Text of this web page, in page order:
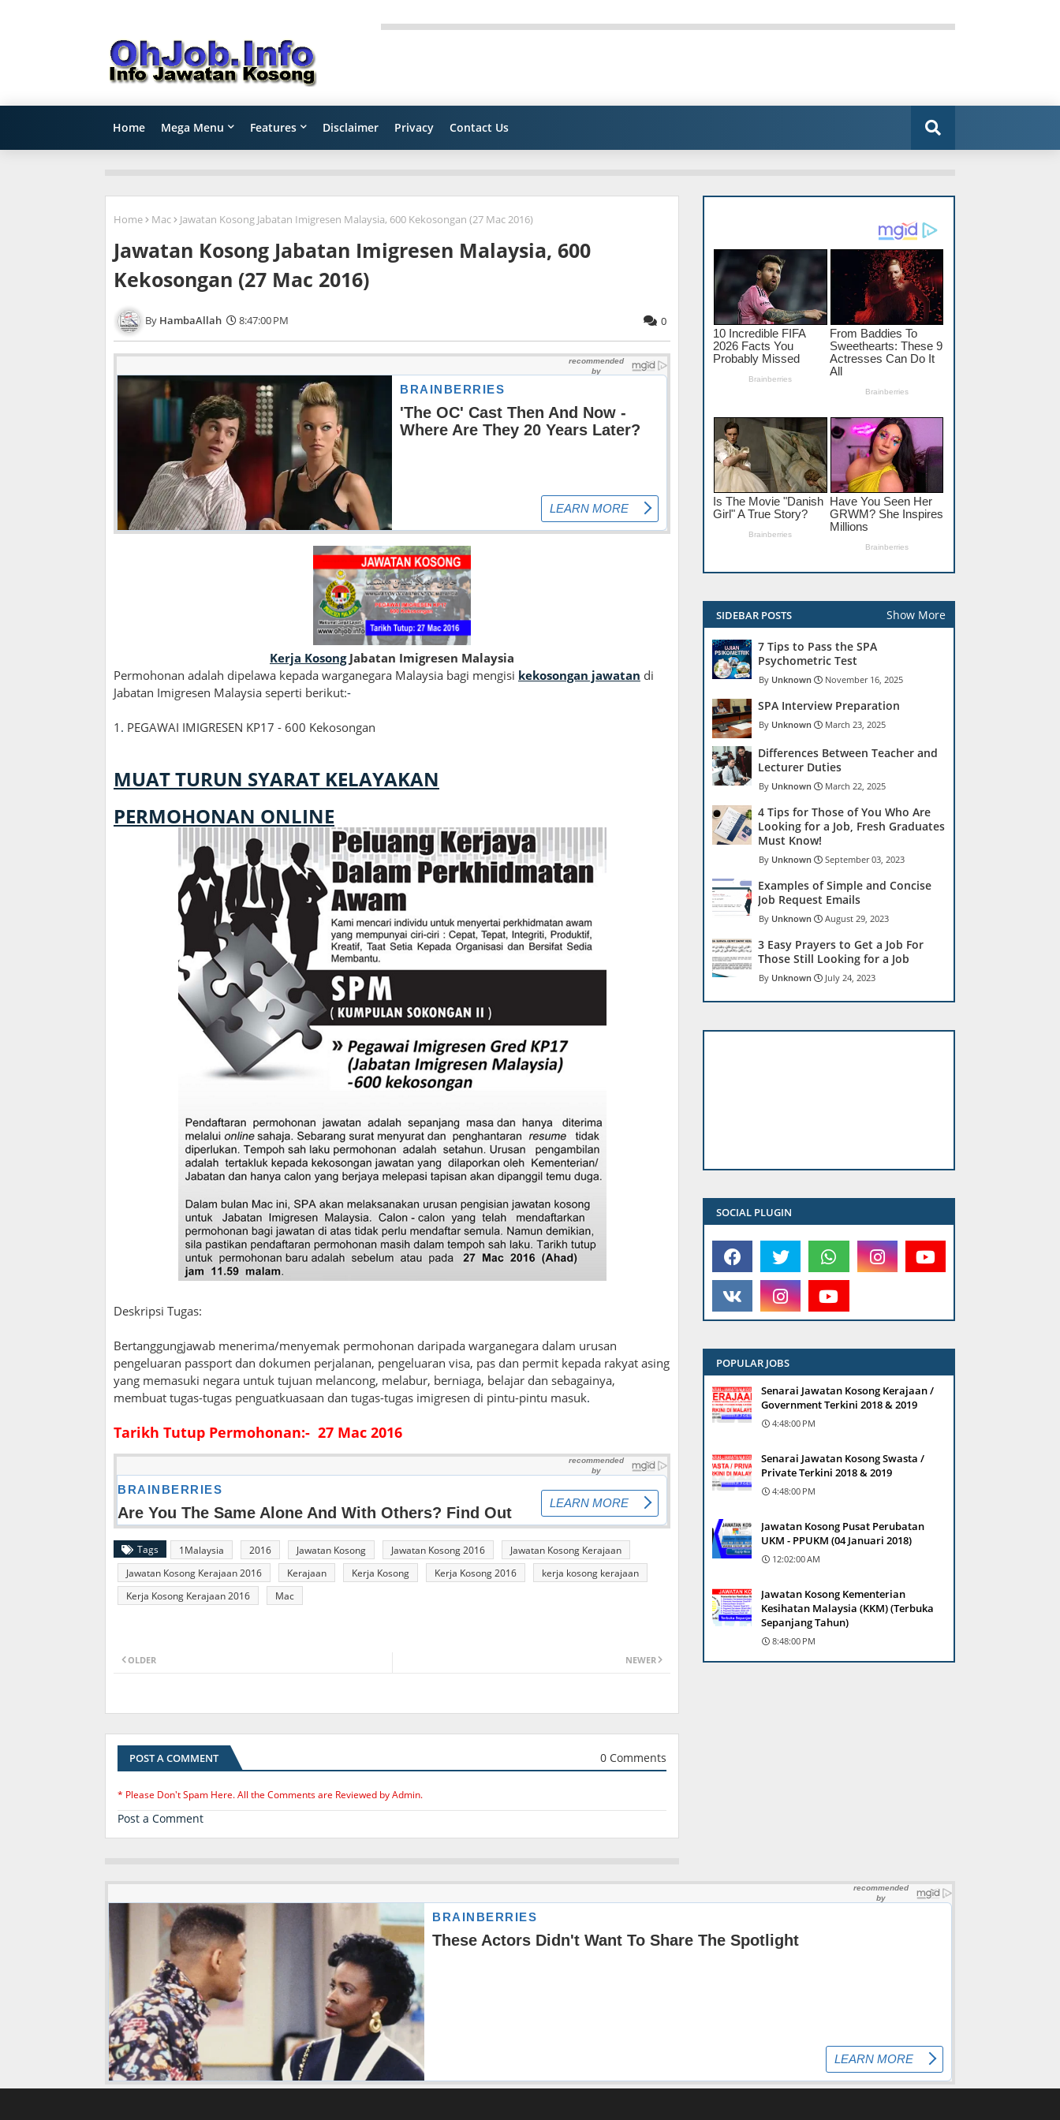
Home Mega Menu Features Disclaimer Privacy Contact Us
Home Mac Jawatan Kosong Jabatan Imigresen Malaysia, 600 Kekosongan (27 Mac 2016)
Jawatan Kosong Jabatan Imigresen Malaysia, 600
Kekosongan (27 Mac 2016)
HambaAllah 8:47:00 PM 0
Kerja KosongJabatan Imigresen Malaysia
Permohonan adalah dipelawa kepada warganegara Malaysia bagi mengisi kekosongan jawatan di
Jabatan Imigresen Malaysia seperti berikut:-
1 . PEGAWAI IMIGRESEN KP17 - 600 Kekosongan
MUAT TURUN SYARAT KELAYAKAN
PERMOHONAN ONLINE
Deskripsi Tugas:
Bertanggungjawab menerima/menyemak permohonan daripada warganegara dalam urusan
pengeluaran passport dan dokumen perjalanan, pengeluaran visa, pas dan permit kepada rakyat asing
yang memasuki negara untuk tujuan melancong, melabur, berniaga, belajar dan sebagainya,
membuat tugas-tugas penguatkuasaan dan tugas-tugas imigresen di pintu-pintu masuk.
Tarikh Tutup Permohonan:- 27 Mac 2016
Tags 1Malaysia 2016 Jawatan Kosong Jawatan Kosong 2016
Jawatan Kosong Kerajaan
Jawatan Kosong Kerajaan 2016
Kerajaan Kerja Kosong Kerja Kosong 2016
kerja kosong kerajaan
Kerja Kosong Kerajaan 2016
Mac
NEWER
OLDER
POST A COMMENT 0 Comments
* Please Don't Spam Here. All the Comments are Reviewed by Admin.
Post a Comment
SIDEBAR POSTS Show More
7 Tips to Pass the SPA
Psychometric Test
Unknown November 16, 2025
SPA Interview Preparation
Unknown March 23, 2025
Differences Between Teacher and
Lecturer Duties
Unknown March 22, 2025
4 Tips for Those of You Who Are
Looking for a Job, Fresh Graduates
Must Know!
Unknown September 03, 2023
Examples of Simple and Concise
Job Request Emails
Unknown August 29, 2023
3 Easy Prayers to Get a Job For
Those Still Looking for a Job
Unknown July 24, 2023
SOCIAL PLUGIN
POPULAR JOBS
Senarai Jawatan Kosong Kerajaan /
Government Terkini 2018 & 2019
4:48:00 PM
Senarai Jawatan Kosong Swasta /
Private Terkini 2018 & 2019
4:48:00 PM
Jawatan Kosong Pusat Perubatan
UKM - PPUKM (04 Januari 2018)
12:02:00 AM
Jawatan Kosong Kementerian
Kesihatan Malaysia (KKM) (Terbuka
Sepanjang Tahun)
8:48:00 PM